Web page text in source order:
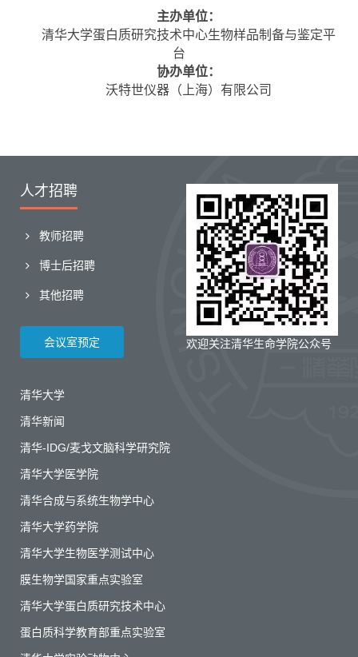
主办单位：
清华大学蛋白质研究技术中心生物样品制备与鉴定平
台
协办单位：
沃特世仪器（上海）有限公司
欢迎关注清华生命学院公众号
人才招聘
教师招聘
博士后招聘
其他招聘
会议室预定
清华大学
清华新闻
清华-IDG/麦戈文脑科学研究院
清华大学医学院
清华合成与系统生物学中心
清华大学药学院
清华大学生物医学测试中心
膜生物学国家重点实验室
清华大学蛋白质研究技术中心
蛋白质科学教育部重点实验室